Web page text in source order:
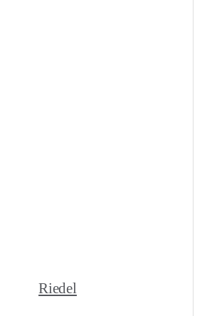
Riedel